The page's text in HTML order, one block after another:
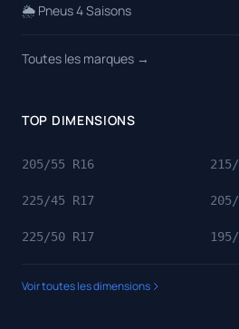
🌦️ Pneus 4 Saisons
Toutes les marques →
TOP DIMENSIONS
205/55 R16
225/45 R17
225/50 R17
Voir toutes les dimensions